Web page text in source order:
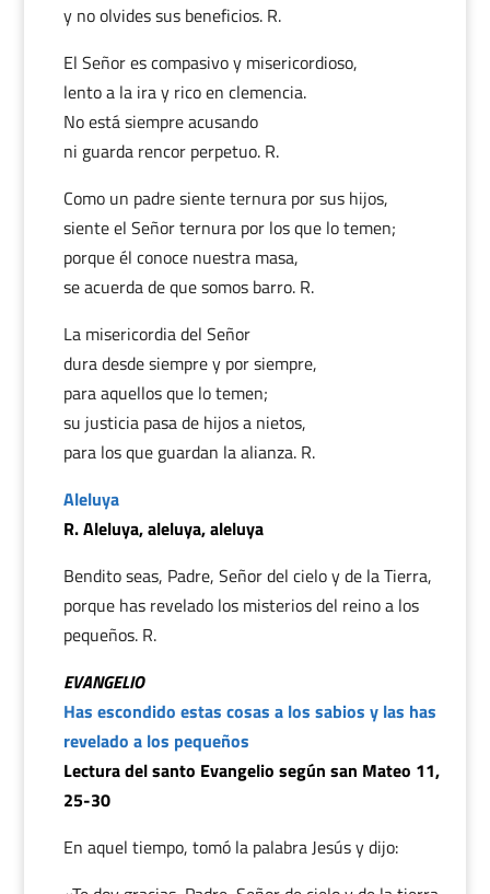
y no olvides sus beneficios. R.
El Señor es compasivo y misericordioso,
lento a la ira y rico en clemencia.
No está siempre acusando
ni guarda rencor perpetuo. R.
Como un padre siente ternura por sus hijos,
siente el Señor ternura por los que lo temen;
porque él conoce nuestra masa,
se acuerda de que somos barro. R.
La misericordia del Señor
dura desde siempre y por siempre,
para aquellos que lo temen;
su justicia pasa de hijos a nietos,
para los que guardan la alianza. R.
Aleluya
R. Aleluya, aleluya, aleluya
Bendito seas, Padre, Señor del cielo y de la Tierra,
porque has revelado los misterios del reino a los
pequeños. R.
EVANGELIO
Has escondido estas cosas a los sabios y las has
revelado a los pequeños
Lectura del santo Evangelio según san Mateo 11,
25-30
En aquel tiempo, tomó la palabra Jesús y dijo: